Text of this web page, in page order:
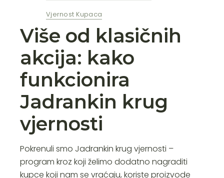
Vjernost Kupaca
Više od klasičnih
akcija: kako
funkcionira
Jadrankin krug
vjernosti
Pokrenuli smo Jadrankin krug vjernosti –
program kroz koji želimo dodatno nagraditi
kupce koji nam se vraćaju, koriste proizvode